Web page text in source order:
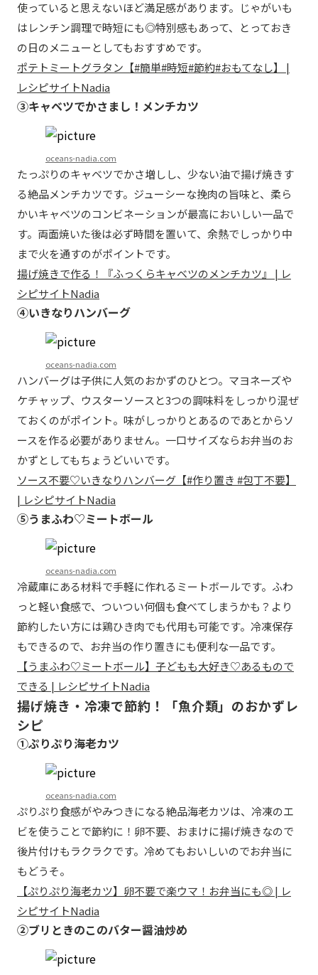
使っていると思えないほど満足感があります。じゃがいも
はレンチン調理で時短にも◎特別感もあって、とっておき
の日のメニューとしてもおすすめです。
ポテトミートグラタン【#簡単#時短#節約#おもてなし】 |
レシピサイトNadia
③キャベツでかさまし！メンチカツ
oceans-nadia.com
たっぷりのキャベツでかさ増しし、少ない油で揚げ焼きす
る絶品メンチカツです。ジューシーな挽肉の旨味と、柔ら
かいキャベツのコンビネーションが最高においしい一品で
す。両面焼いた後は必ず時間を置いて、余熱でしっかり中
まで火を通すのがポイントです。
揚げ焼きで作る！『ふっくらキャベツのメンチカツ』 | レ
シピサイトNadia
④いきなりハンバーグ
oceans-nadia.com
ハンバーグは子供に人気のおかずのひとつ。マヨネーズや
ケチャップ、ウスターソースと3つの調味料をしっかり混ぜ
ておくのがポイント。味がしっかりとあるのであとからソ
ースを作る必要がありません。一口サイズならお弁当のお
かずとしてもちょうどいいです。
ソース不要♡いきなりハンバーグ【#作り置き #包丁不要】
| レシピサイトNadia
⑤うまふわ♡ミートボール
oceans-nadia.com
冷蔵庫にある材料で手軽に作れるミートボールです。ふわ
っと軽い食感で、ついつい何個も食べてしまうかも？より
節約したい方には鶏ひき肉でも代用も可能です。冷凍保存
もできるので、お弁当の作り置きにも便利な一品です。
【うまふわ♡ミートボール】子どもも大好き♡あるもので
できる | レシピサイトNadia
揚げ焼き・冷凍で節約！「魚介類」のおかずレ
シピ
①ぷりぷり海老カツ
oceans-nadia.com
ぷりぷり食感がやみつきになる絶品海老カツは、冷凍のエ
ビを使うことで節約に！卵不要、おまけに揚げ焼きなので
後片付けもラクラクです。冷めてもおいしいのでお弁当に
もどうそ。
【ぷりぷり海老カツ】卵不要で楽ウマ！お弁当にも◎ | レ
シピサイトNadia
②ブリときのこのバター醤油炒め